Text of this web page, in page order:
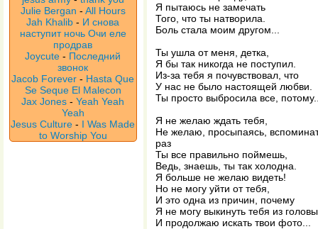
Julie Bergan - All Hours
Jah Khalib - И снова
наступит ночь Очи еле
продрав
Joycute - Последний
звонок
Jacob Forever - Hasta Que
Se Seque El Malecon
Jax Jones -Yeah Yeah
Yeah
Jesus Culture - I Was Made
to Worship You
Я пытаюсь не замечать
Того, что ты натворила.
Боль стала моим другом...
Ты ушла от меня, детка,
Я бы так никогда не поступил.
Из-за тебя я почувствовал, что
У нас не было настоящей любви.
Ты просто выбросила все,
Я не желаю ждать тебя,
Не желаю, просыпаясь,
раз
Ты все правильно поймешь,
Ведь, знаешь, ты так холодна.
Я больше не желаю видеть!
Но не могу уйти от тебя,
И это одна из причин, почему
Я не могу выкинуть тебя из
И продолжаю искать твои фото...